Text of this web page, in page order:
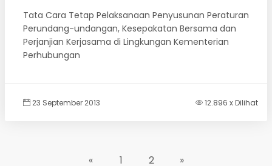
Tata Cara Tetap Pelaksanaan Penyusunan Peraturan
Perundang-undangan, Kesepakatan Bersama dan
Perjanjian Kerjasama di Lingkungan Kementerian
Perhubungan
23 September 2013 12.896 x Dilihat
« 1 2 »